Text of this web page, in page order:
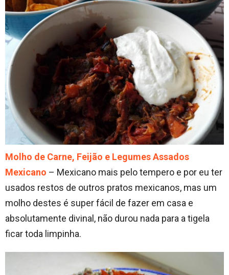
Molho de Carne, Feijão e Legumes Assados
Mexicano – Mexicano mais pelo tempero e por eu ter
usados restos de outros pratos mexicanos, mas um
molho destes é super fácil de fazer em casa e
absolutamente divinal, não durou nada para a tigela
ficar toda limpinha.